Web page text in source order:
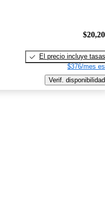
El precio incluye tasas
$376/mes
Verif. disponibilidad